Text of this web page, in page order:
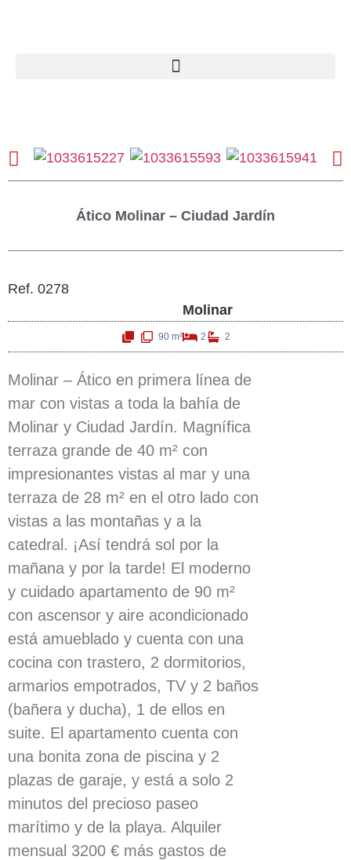
Ático Molinar – Ciudad Jardín
Ref. 0278
Molinar
90 m² 2 2
Molinar – Ático en primera línea de
mar con vistas a toda la bahía de
Molinar y Ciudad Jardín. Magnífica
terraza grande de 40 m² con
impresionantes vistas al mar y una
terraza de 28 m² en el otro lado con
vistas a las montañas y a la
catedral. ¡Así tendrá sol por la
mañana y por la tarde! El moderno
y cuidado apartamento de 90 m²
con ascensor y aire acondicionado
está amueblado y cuenta con una
cocina con trastero, 2 dormitorios,
armarios empotrados, TV y 2 baños
(bañera y ducha), 1 de ellos en
suite. El apartamento cuenta con
una bonita zona de piscina y 2
plazas de garaje, y está a solo 2
minutos del precioso paseo
marítimo y de la playa. Alquiler
mensual 3200 € más gastos de